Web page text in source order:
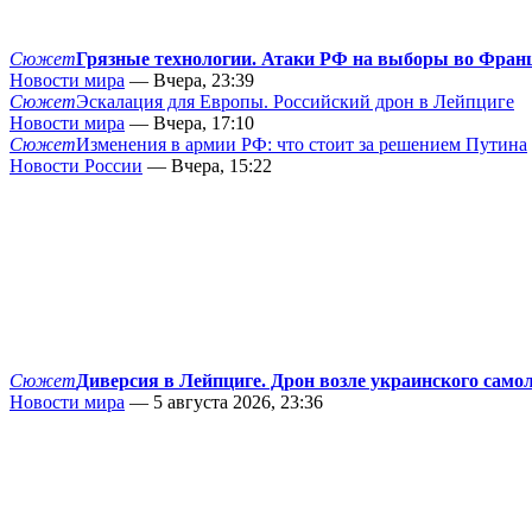
СюжетГрязные технологии. Атаки РФ на выборы во
Новости мира — Вчера, 23:39
СюжетЭскалация для Европы. Российский дрон в Лейпциге
Новости мира — Вчера, 17:10
СюжетИзменения в армии РФ: что стоит за решением Путина
Новости России — Вчера, 15:22
СюжетДиверсия в Лейпциге. Дрон возле украинского
Новости мира — 5 августа 2026, 23:36